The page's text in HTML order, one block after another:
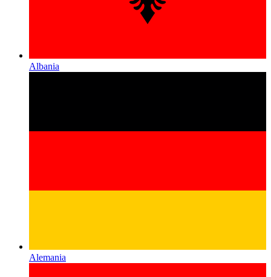
Albania
Alemania